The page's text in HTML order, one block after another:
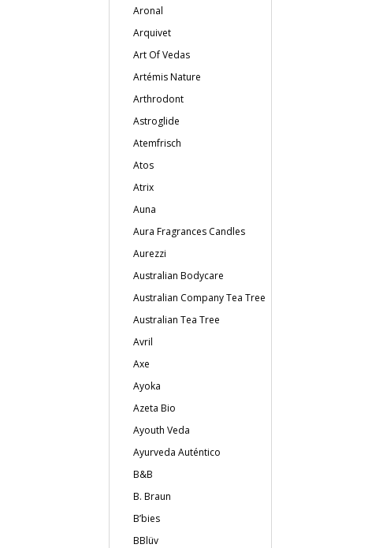
Aronal
Arquivet
Art Of Vedas
Artémis Nature
Arthrodont
Astroglide
Atemfrisch
Atos
Atrix
Auna
Aura Fragrances Candles
Aurezzi
Australian Bodycare
Australian Company Tea Tree
Australian Tea Tree
Avril
Axe
Ayoka
Azeta Bio
Ayouth Veda
Ayurveda Auténtico
B&B
B. Braun
B’bies
BBlüv